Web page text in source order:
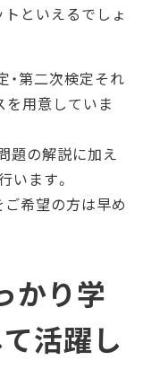
といえるでしょ
第二次検定それ
を用意していま
題の解説に加え
います。
希望の方は早め
かり学
活躍し